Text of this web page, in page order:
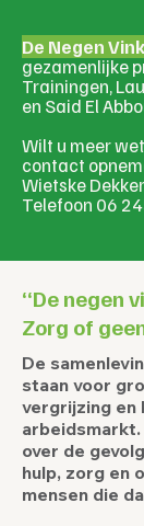
De Negen
gezamenlijke
Trainingen,
en Said El
Wilt u meer
contact
Wietske
Telefoon 06
“De negen
Zorg of
De
staan voor
vergrijzing en
over de
hulp, zorg en
mensen die